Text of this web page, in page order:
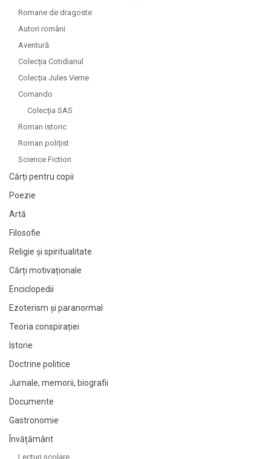
Romane de dragoste
Autori români
Aventură
Colecția Cotidianul
Colecția Jules Verne
Comando
Colecția SAS
Roman istoric
Roman polițist
Science Fiction
Cărți pentru copii
Poezie
Artă
Filosofie
Religie și spiritualitate
Cărți motivaționale
Enciclopedii
Ezoterism și paranormal
Teoria conspirației
Istorie
Doctrine politice
Jurnale, memorii, biografii
Documente
Gastronomie
Învățământ
Lecturi şcolare